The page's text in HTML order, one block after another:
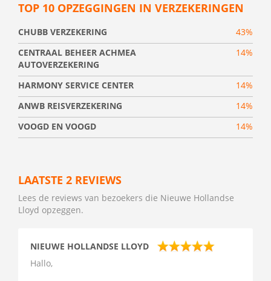
TOP 10 OPZEGGINGEN IN VERZEKERINGEN
CHUBB VERZEKERING
43%
CENTRAAL BEHEER ACHMEA
AUTOVERZEKERING
14%
HARMONY SERVICE CENTER
14%
ANWB REISVERZEKERING
14%
VOOGD EN VOOGD
14%
LAATSTE 2 REVIEWS
Lees de reviews van bezoekers die Nieuwe Hollandse
Lloyd opzeggen.
NIEUWE HOLLANDSE LLOYD
Hallo,